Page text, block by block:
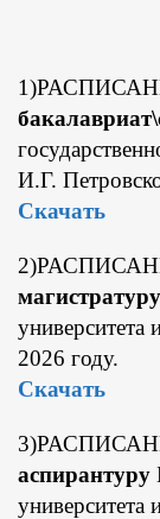
И.Г.
Скачать
магистратуру
университета
2026 году.
Скачать
аспирантуру
университета